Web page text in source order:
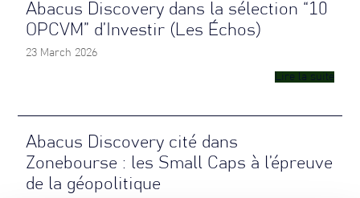
Abacus Discovery dans la sélection “10
OPCVM” d’Investir (Les Échos)
23 March 2026
Lire la suite
Abacus Discovery cité dans
Zonebourse : les Small Caps à l’épreuve
de la géopolitique